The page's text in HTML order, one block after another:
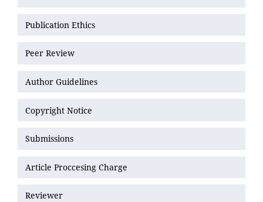
Publication Ethics
Peer Review
Author Guidelines
Copyright Notice
Submissions
Article Proccesing Charge
Reviewer